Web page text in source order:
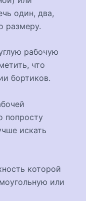
один, два,
размеру.
рабочую
что
бортиков.
попросту
искать
которой
или